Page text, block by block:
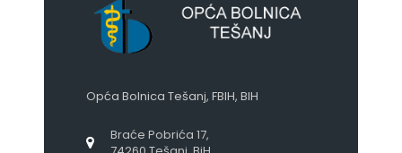
Opća Bolnica Tešanj, FBIH, BIH
Braće Pobrića 17,